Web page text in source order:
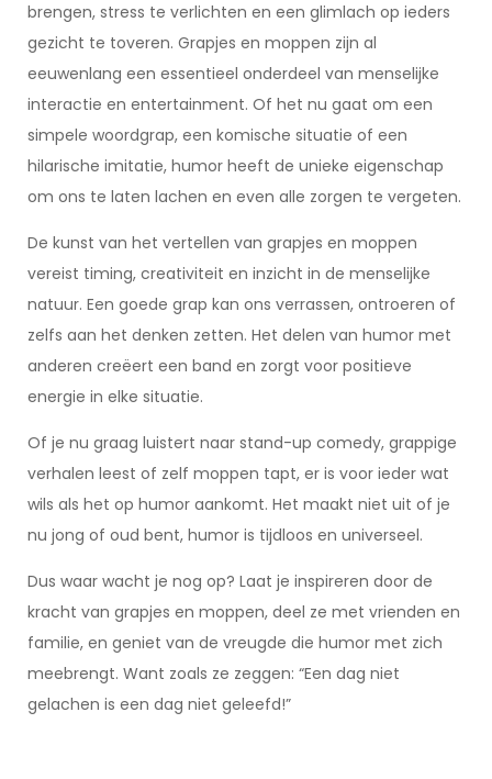
brengen, stress te verlichten en een glimlach op ieders
gezicht te toveren. Grapjes en moppen zijn al
eeuwenlang een essentieel onderdeel van menselijke
interactie en entertainment. Of het nu gaat om een
simpele woordgrap, een komische situatie of een
hilarische imitatie, humor heeft de unieke eigenschap
om ons te laten lachen en even alle zorgen te vergeten.
De kunst van het vertellen van grapjes en moppen
vereist timing, creativiteit en inzicht in de menselijke
natuur. Een goede grap kan ons verrassen, ontroeren of
zelfs aan het denken zetten. Het delen van humor met
anderen creëert een band en zorgt voor positieve
energie in elke situatie.
Of je nu graag luistert naar stand-up comedy, grappige
verhalen leest of zelf moppen tapt, er is voor ieder wat
wils als het op humor aankomt. Het maakt niet uit of je
nu jong of oud bent, humor is tijdloos en universeel.
Dus waar wacht je nog op? Laat je inspireren door de
kracht van grapjes en moppen, deel ze met vrienden en
familie, en geniet van de vreugde die humor met zich
meebrengt. Want zoals ze zeggen: “Een dag niet
gelachen is een dag niet geleefd!”